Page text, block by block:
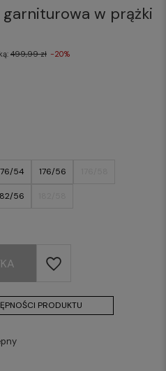
w prążki
54 176/56
56
499,99 zł -20%
PRODUKTU